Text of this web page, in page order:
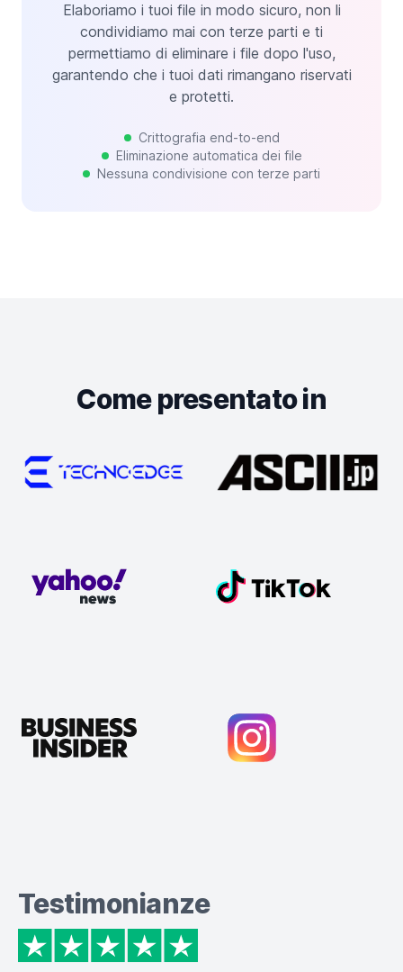
Elaboriamo i tuoi file in modo sicuro, non li
condividiamo mai con terze parti e ti
permettiamo di eliminare i file dopo l'uso,
garantendo che i tuoi dati rimangano riservati
e protetti.
Crittografia end-to-end
Eliminazione automatica dei file
Nessuna condivisione con terze parti
Come presentato in
Testimonianze